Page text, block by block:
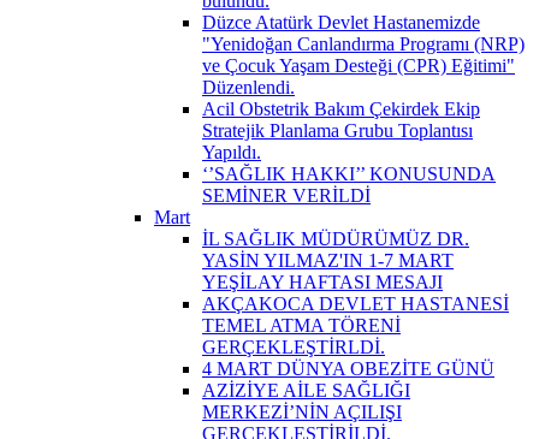
Düzce Atatürk Devlet Hastanemizde
"Yenidoğan Canlandırma Programı (NRP)
ve Çocuk Yaşam Desteği (CPR) Eğitimi"
Düzenlendi.
Acil Obstetrik Bakım Çekirdek Ekip
Stratejik Planlama Grubu Toplantısı
Yapıldı.
‘’SAĞLIK HAKKI’’ KONUSUNDA
SEMİNER VERİLDİ
Mart
İL SAĞLIK MÜDÜRÜMÜZ DR.
YASİN YILMAZ'IN 1-7 MART
YEŞİLAY HAFTASI MESAJI
AKÇAKOCA DEVLET HASTANESİ
TEMEL ATMA TÖRENİ
GERÇEKLEŞTİRLDİ.
4 MART DÜNYA OBEZİTE GÜNÜ
AZİZİYE AİLE SAĞLIĞI
MERKEZİ’NİN AÇILIŞI
GERÇEKLEŞTİRİLDİ.